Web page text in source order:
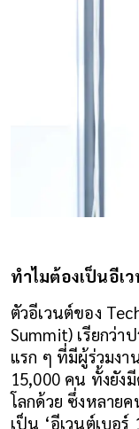
ทำไมต้องเป็นอีเ
ตัวอีเวนต์ของ
Summit) เรียกว่า
แรก ๆ ที่มีผู้ร่วมง
15,000 คน ทั้งยัง
โลกด้วย ซึ่งหลาย
เป็น ‘อีเวนต์เบอร์